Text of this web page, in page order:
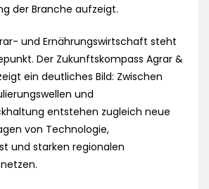
der Branche aufzeigt.
und Ernährungswirtschaft steht
Der Zukunftskompass Agrar &
ein deutliches Bild: Zwischen
und
entstehen zugleich neue
von Technologie,
und starken regionalen